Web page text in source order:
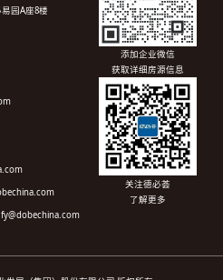
园A座8楼
添加企业微信
获取详细房源信息
关注德必荟
了解更多